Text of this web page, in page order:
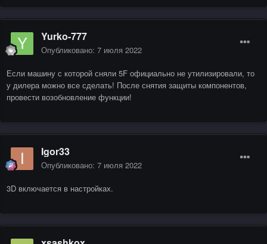
Yurko-777
Опубликовано: 7 июля 2022
Если машину с которой сняли 5F официально не утилизировали, то
у дилера можно все сделать! После снятия защиты компонентов,
провести возобновление функции!
Igor33
Опубликовано: 7 июля 2022
3D включается в настройках.